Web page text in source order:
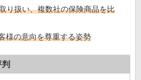
り扱い、複数社の保険商品を比
様の意向を尊重する姿勢